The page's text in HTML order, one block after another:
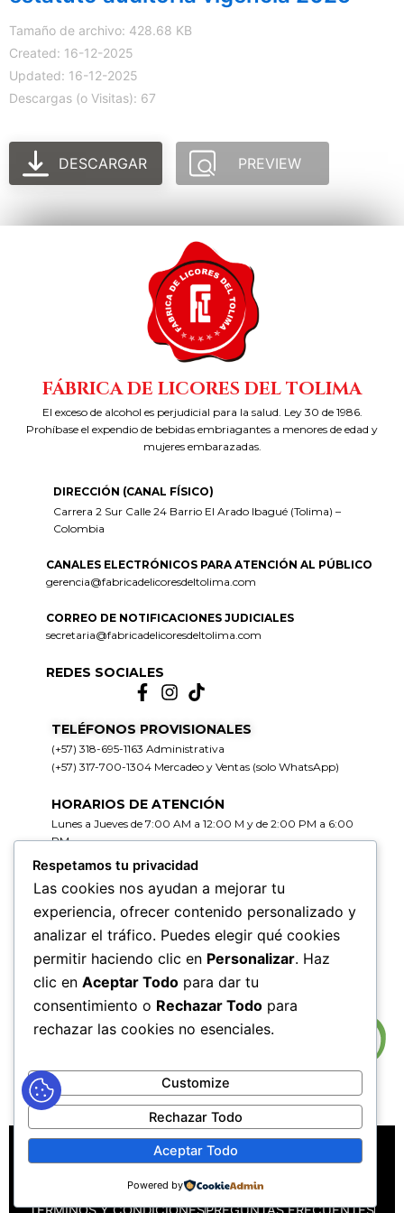
Tamaño de archivo: 428.68 KB
Created: 16-12-2025
Updated: 16-12-2025
Descargas (o Visitas): 67
DESCARGAR PREVIEW
FÁBRICA DE LICORES DEL TOLIMA
El exceso de alcohol es perjudicial para la salud. Ley 30 de 1986.
Prohíbase el expendio de bebidas embriagantes a menores de edad y
mujeres embarazadas.
DIRECCIÓN (CANAL FÍSICO)
Carrera 2 Sur Calle 24 Barrio El Arado Ibagué (Tolima) –
Colombia
CANALES ELECTRÓNICOS PARA ATENCIÓN AL PÚBLICO
gerencia@fabricadelicoresdeltolima.com
CORREO DE NOTIFICACIONES JUDICIALES
secretaria@fabricadelicoresdeltolima.com
REDES SOCIALES
TELÉFONOS PROVISIONALES
(+57) 318-695-1163 Administrativa
(+57) 317-700-1304 Mercadeo y Ventas (solo WhatsApp)
HORARIOS DE ATENCIÓN
Lunes a Jueves de 7:00 AM a 12:00 M y de 2:00 PM a 6:00
PM
Viernes de 7:00 AM a 12:00 M y de 2:00 PM a 5:00 PM
HORARIOS DE RADICACIÓN DE
CORRESPONDENCIA
Lunes a Jueves de 7:30 AM a 11:30 AM y de 2:00 PM a 5:00
PM
MAPA DEL SITIOPOLÍTICAS DE PRIVACIDAD
POLÍTICAS DE DERECHOS DE AUTOR
POLÍTICA DE TRATAMIENTO DE DATOS PERSONALES
Respetamos tu privacidad
Las cookies nos ayudan a mejorar tu
experiencia, ofrecer contenido personalizado y
analizar el tráfico. Puedes elegir qué cookies
permitir haciendo clic en Personalizar. Haz
clic en Aceptar Todo para dar tu
consentimiento o Rechazar Todo para
rechazar las cookies no esenciales.
Customize
Rechazar Todo
Aceptar Todo
Powered by